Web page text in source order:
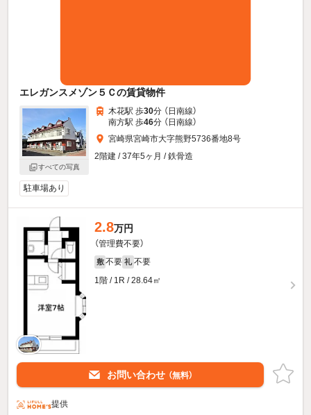
エレガンスメゾン５Ｃの賃貸物件
すべての写真
木花駅 歩30分 （日南線）
南方駅 歩46分 （日南線）
宮崎県宮崎市大字熊野5736番地8号
2階建 / 37年5ヶ月 / 鉄骨造
駐車場あり
2.8万円
（管理費不要）
敷 不要 礼 不要
1階 / 1R / 28.64㎡
お問い合わせ （無料）
提供